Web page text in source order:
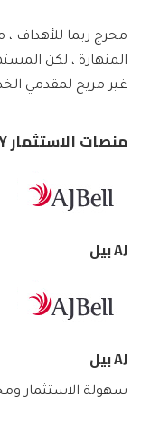
محرج ربما للأهداف ،
المنهارة ، لكن
غير مريح لمقدمي
منصات الاستثمار DIY
AJ بيل
AJ بيل
سهولة الاستثمار